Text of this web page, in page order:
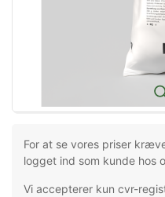
For at se vores priser
logget ind som kunde hos
Vi accepterer kun cvr-